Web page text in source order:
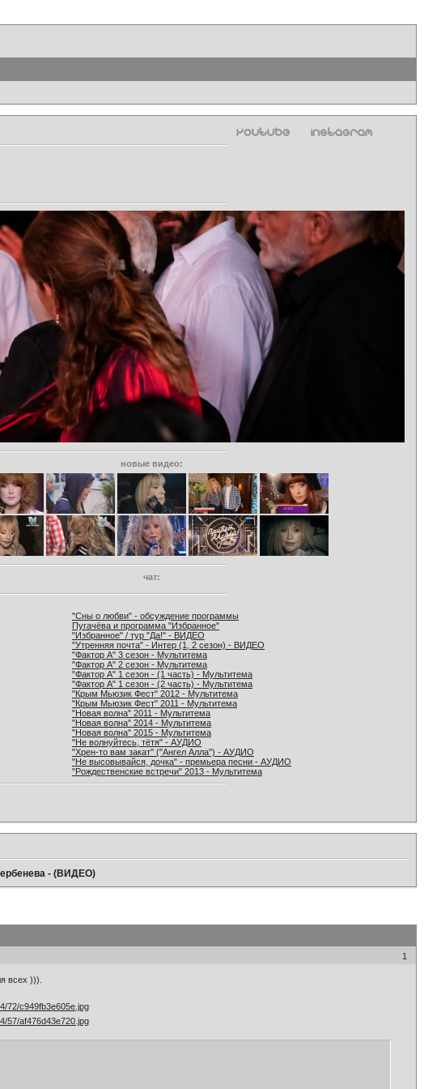
новые видео:
чат:
"Сны о любви" - обсуждение программы
Пугачёва и программа "Избранное"
"Избранное" / тур "Да!" - ВИДЕО
"Утренняя почта" - Интер (1, 2 сезон) - ВИДЕО
"Фактор А" 3 сезон - Мультитема
"Фактор А" 2 сезон - Мультитема
"Фактор А" 1 сезон - (1 часть) - Мультитема
"Фактор А" 1 сезон - (2 часть) - Мультитема
"Крым Мьюзик Фест" 2012 - Мультитема
"Крым Мьюзик Фест" 2011 - Мультитема
"Новая волна" 2011 - Мультитема
"Новая волна" 2014 - Мультитема
"Новая волна" 2015 - Мультитема
"Не волнуйтесь, тётя" - АУДИО
"Хрен-то вам закат" ("Ангел Алла") - АУДИО
"Не высовывайся, дочка" - премьера песни - АУДИО
"Рождественские встречи" 2013 - Мультитема
- (ВИДЕО)
1
всех ))).